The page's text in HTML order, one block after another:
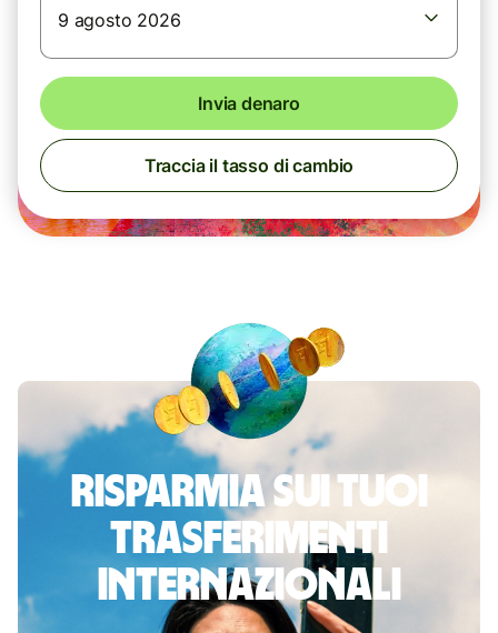
9 agosto 2026
Invia denaro
Traccia il tasso di cambio
Risparmia sui tuoi
trasferimenti
internazionali